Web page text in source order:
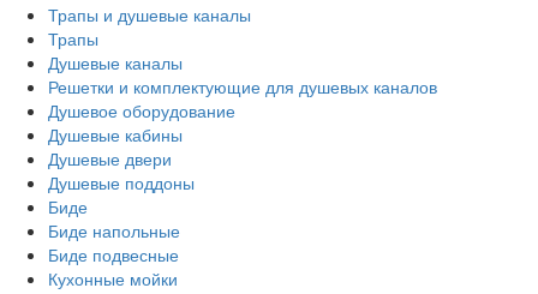
Трапы и душевые каналы
Трапы
Душевые каналы
Решетки и комплектующие для душевых каналов
Душевое оборудование
Душевые кабины
Душевые двери
Душевые поддоны
Биде
Биде напольные
Биде подвесные
Кухонные мойки